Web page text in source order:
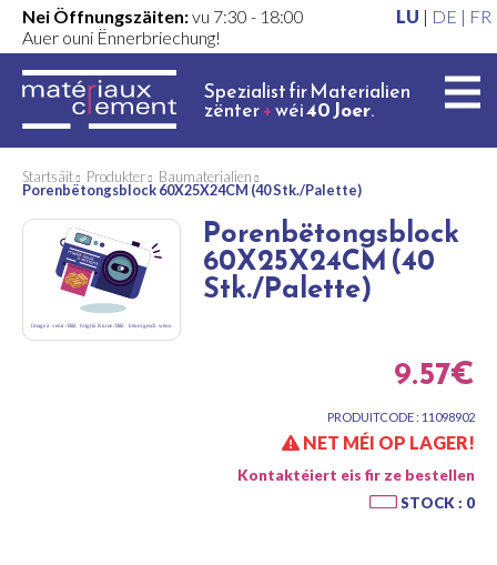
Nei Öffnungszäiten:vu 7:30 - 18:00
Auer ouni Ënnerbriechung!
LU | DE | FR
Spezialist fir Materialien
zënter+wéi40 Joer.
Startsäit Produkter Baumaterialien
Porenbëtongsblock 60X25X24CM (40 Stk./Palette)
Porenbëtongsblock
60X25X24CM (40
Stk./Palette)
9.57€
PRODUITCODE : 11098902
NET MÉI OP LAGER!
Kontaktéiert eis fir ze bestellen
STOCK : 0